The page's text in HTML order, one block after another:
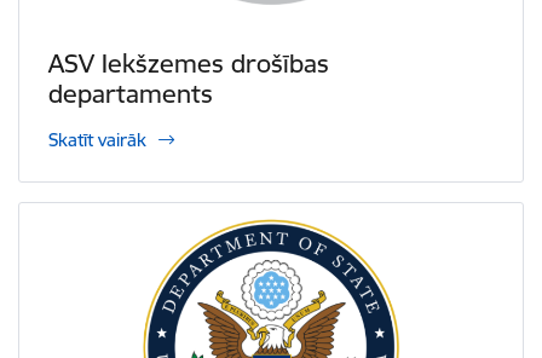
ASV Iekšzemes drošības
departaments
Skatīt vairāk